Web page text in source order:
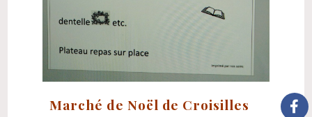
Marché de Noël de Croisilles